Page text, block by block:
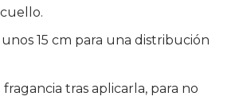
15 cm para una distribución
tras aplicarla, para no